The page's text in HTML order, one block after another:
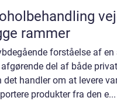
vejen ud af afhængighed i
rammer
forståelse af
afgørende del af både
det handler om at levere
produkter fra den e...